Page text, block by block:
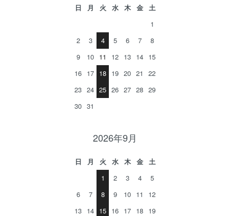
日 月 火 水 木 金
土
1
2
3 4 5 6 7
8
9
10 11 12 13 14 15
16 17 18 19 20 21
22
23 24 25 26 27 28 29
30 31
2026年9月
日 月 火 水 木 金
土
1
2 3 4
5
6
7 8 9 10 11
12
13 14 15 16 17 18 19